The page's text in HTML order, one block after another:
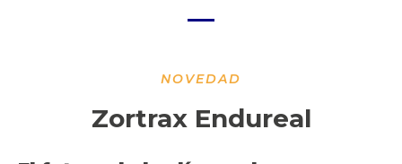
NOVEDAD
Zortrax Endureal